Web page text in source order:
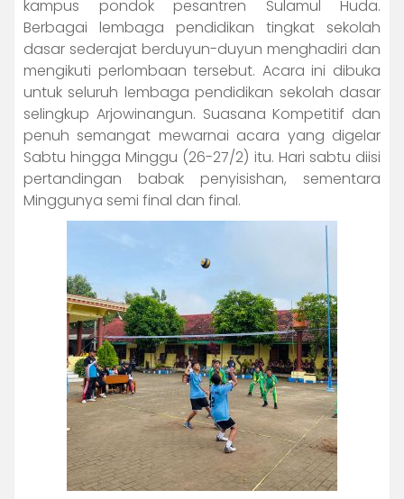
kampus pondok pesantren Sulamul Huda.
Berbagai lembaga pendidikan tingkat sekolah
dasar sederajat berduyun-duyun menghadiri dan
mengikuti perlombaan tersebut. Acara ini dibuka
untuk seluruh lembaga pendidikan sekolah dasar
selingkup Arjowinangun. Suasana Kompetitif dan
penuh semangat mewarnai acara yang digelar
Sabtu hingga Minggu (26-27/2) itu. Hari sabtu diisi
pertandingan babak penyisishan, sementara
Minggunya semi final dan final.